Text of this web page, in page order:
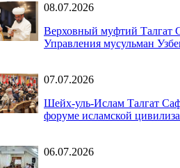
08.07.2026
Верховный муфтий Талгат
Управления мусульман
07.07.2026
Шейх-уль-Ислам Талгат
форуме исламской
06.07.2026